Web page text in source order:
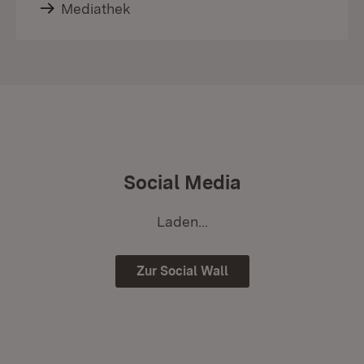
Mediathek
Social Media
Laden...
Zur Social Wall